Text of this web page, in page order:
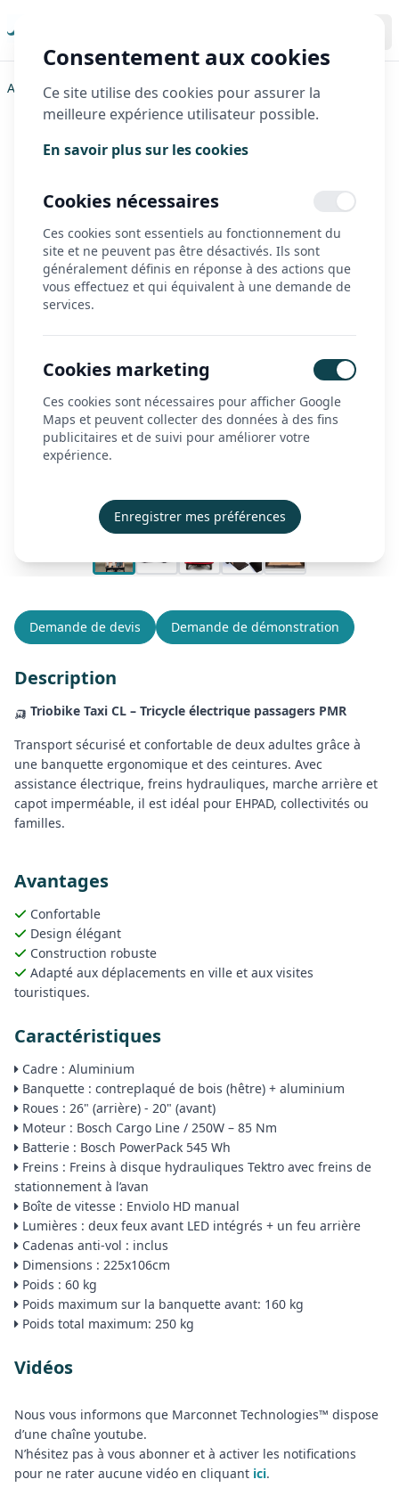
À propos
Actualités
Démonstration
Créer mon compte
Se connecter
Accueil>Triporteurs >Triobike>Taxi CL
Demande de devis Demande de démonstration
Description
🛺 Triobike Taxi CL – Tricycle électrique passagers PMR
Transport sécurisé et confortable de deux adultes grâce à
une banquette ergonomique et des ceintures. Avec
assistance électrique, freins hydrauliques, marche arrière et
capot imperméable, il est idéal pour EHPAD, collectivités ou
familles.
Avantages
Confortable
Design élégant
Construction robuste
Adapté aux déplacements en ville et aux visites
touristiques.
Caractéristiques
Cadre : Aluminium
Banquette : contreplaqué de bois (hêtre) + aluminium
Roues : 26" (arrière) - 20" (avant)
Moteur : Bosch Cargo Line / 250W – 85 Nm
Batterie : Bosch PowerPack 545 Wh
Freins : Freins à disque hydrauliques Tektro avec freins de
stationnement à l’avan
Boîte de vitesse : Enviolo HD manual
Lumières : deux feux avant LED intégrés + un feu arrière
Cadenas anti-vol : inclus
Dimensions : 225x106cm
Poids : 60 kg
Poids maximum sur la banquette avant: 160 kg
Poids total maximum: 250 kg
Vidéos
Nous vous informons que Marconnet Technologies™ dispose
d’une chaîne youtube.
N’hésitez pas à vous abonner et à activer les notifications
pour ne rater aucune vidéo en cliquant ici.
Consentement aux cookies
Ce site utilise des cookies pour assurer la
meilleure expérience utilisateur possible.
En savoir plus sur les cookies
Cookies nécessaires
Ces cookies sont essentiels au fonctionnement du
site et ne peuvent pas être désactivés. Ils sont
généralement définis en réponse à des actions que
vous effectuez et qui équivalent à une demande de
services.
Cookies marketing
Ces cookies sont nécessaires pour afficher Google
Maps et peuvent collecter des données à des fins
publicitaires et de suivi pour améliorer votre
expérience.
Enregistrer mes préférences